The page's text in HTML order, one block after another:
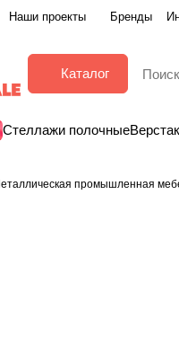
Наши проекты Бренды
Каталог
Стеллажи полочные
промышленная